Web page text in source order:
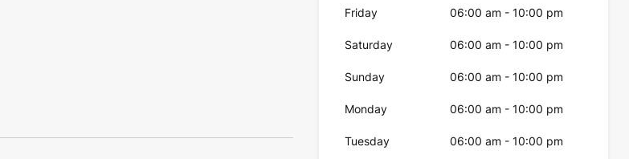
Friday 06:00 am -10:00 pm
Saturday 06:00 am -10:00 pm
Sunday 06:00 am -10:00 pm
Monday 06:00 am -10:00 pm
Tuesday 06:00 am -10:00 pm